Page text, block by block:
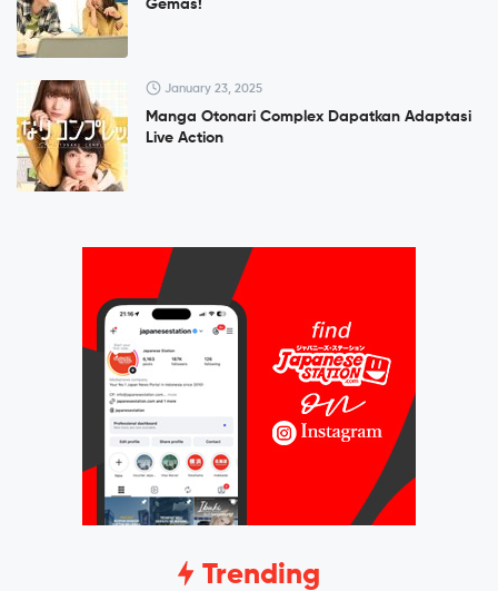
Gemas!
January 23, 2025
Manga Otonari Complex Dapatkan Adaptasi
Live Action
Trending